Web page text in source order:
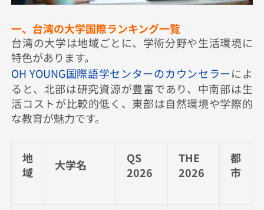
一、台湾の大学国際ランキング一覧
台湾の大学は地域ごとに、学術分野や生活環境に
特色があります。
OH YOUNG国際語学センターのカウンセラーによ
ると、北部は研究資源が豊富であり、中南部は生
活コストが比較的低く、東部は自然環境や学際的
な教育が魅力です。
地
域
大学名
QS
2026
THE
2026
都
市